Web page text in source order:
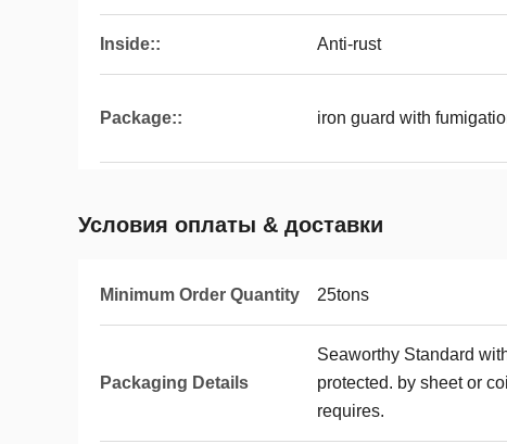
Inside:: Anti-rust
Package:: iron guard with
Условия оплаты & доставки
Minimum Order Quantity 25tons
Packaging Details
Seaworthy Standard
protected. by sheet or
requires.